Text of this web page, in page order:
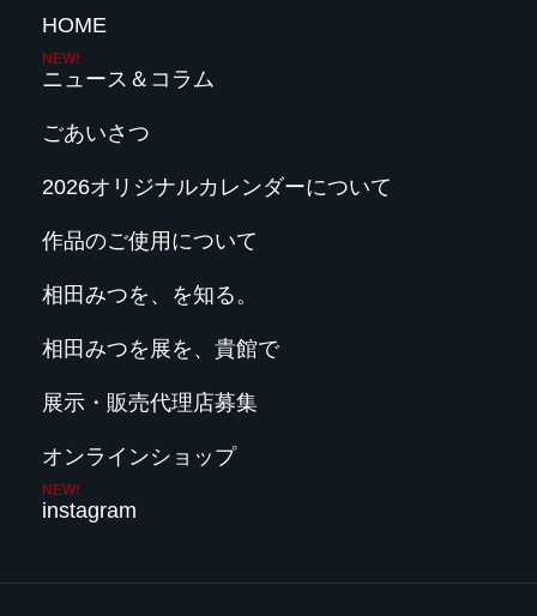
HOME
ニュース＆コラム
ごあいさつ
2026オリジナルカレンダーについて
作品のご使用について
相田みつを、を知る。
相田みつを展を、貴館で
展示・販売代理店募集
オンラインショップ
instagram